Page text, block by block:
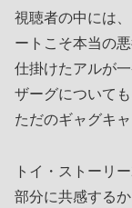
視聴者の中には
ートこそ本当の
仕掛けたアルが
ザーグについて
ただのギャグキ
トイ・ストーリ
部分に共感する